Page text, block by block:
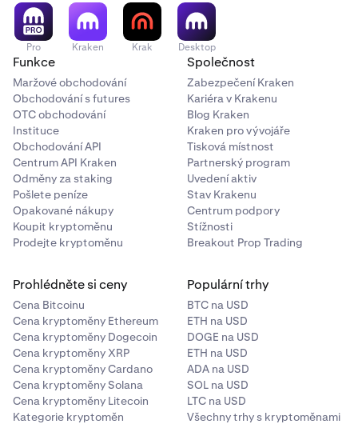
Pro Kraken Krak Desktop
Funkce
Maržové obchodování
Obchodování s futures
OTC obchodování
Instituce
Obchodování API
Centrum API Kraken
Odměny za staking
Pošlete peníze
Opakované nákupy
Koupit kryptoměnu
Prodejte kryptoměnu
Společnost
Zabezpečení Kraken
Kariéra v Krakenu
Blog Kraken
Kraken pro vývojáře
Tisková místnost
Partnerský program
Uvedení aktiv
Stav Krakenu
Centrum podpory
Stížnosti
Breakout Prop Trading
Prohlédněte si ceny
Cena Bitcoinu
Cena kryptoměny Ethereum
Cena kryptoměny Dogecoin
Cena kryptoměny XRP
Cena kryptoměny Cardano
Cena kryptoměny Solana
Cena kryptoměny Litecoin
Kategorie kryptoměn
Populární trhy
BTC na USD
ETH na USD
DOGE na USD
ETH na USD
ADA na USD
SOL na USD
LTC na USD
Všechny trhy s kryptoměnami